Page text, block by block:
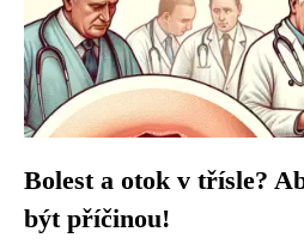
Bolest a otok v třísle?
být příčinou!